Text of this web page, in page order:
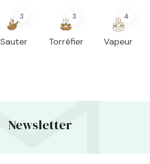
3
Sauter
3
Torréfier
4
Vapeur
Newsletter